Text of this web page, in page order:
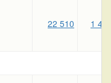
22 510 1